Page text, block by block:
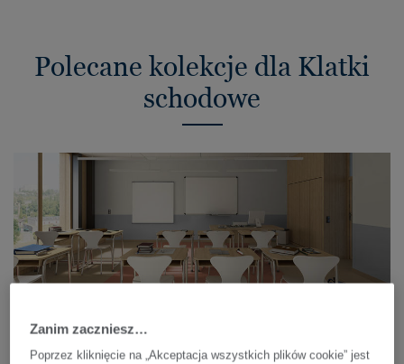
Polecane kolekcje dla Klatki
schodowe
Zanim zaczniesz…
Poprzez kliknięcie na „Akceptacja wszystkich plików cookie” jest